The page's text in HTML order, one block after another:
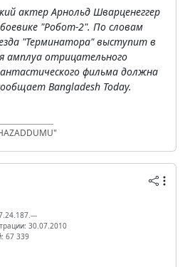
актер Арнольд Шварценеггер
боевике "Робот-2". По словам
"Терминатора" выступит в
амплуа отрицательного
фильма должна
Bangladesh Today.
30.07.2010
67 339